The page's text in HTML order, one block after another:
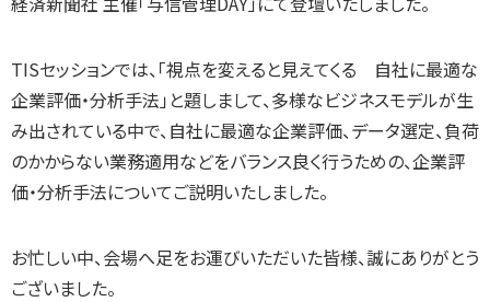
TISセッションでは、「視点を変えると見えてくる 自社に最適な
企業評価・分析手法」と題しまして、多様なビジネスモデルが生
み出されている中で、自社に最適な企業評価、データ選定、負荷
のかからない業務適用などをバランス良く行うための、企業評
価・分析手法についてご説明いたしました。
お忙しい中、会場へ足をお運びいただいた皆様、誠にありがとう
ございました。